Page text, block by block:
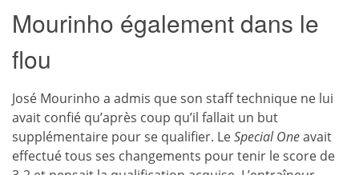
Mourinho également dans le
flou
José Mourinho a admis que son staff technique ne lui
avait confié qu’après coup qu’il fallait un but
supplémentaire pour se qualifier. LeSpecial Oneavait
effectué tous ses changements pour tenir le score de